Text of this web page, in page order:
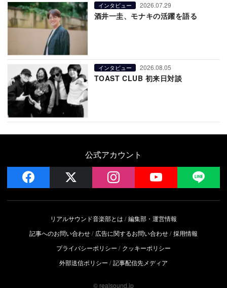
インタビュー 2026.07.29
酒井一圭、モナキの活躍を語る
インタビュー 2026.08.05
TOAST CLUB 初来日対談
公式アカウント
facebook instagram YouTube
リアルサウンド音楽部とは
編集部・運営情報
記事へのお問い合わせ
広告に関するお問い合わせ 採用情報
プライバシーポリシー
クッキーポリシー
外部送信ポリシー
記事配信先メディア
© realsound.jp